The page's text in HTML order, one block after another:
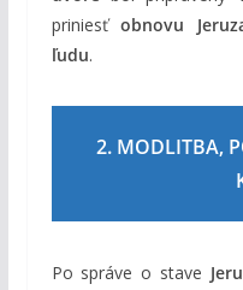
priniesťobnovu
ľudu.
2. MODLITBA,
Po správe o stave